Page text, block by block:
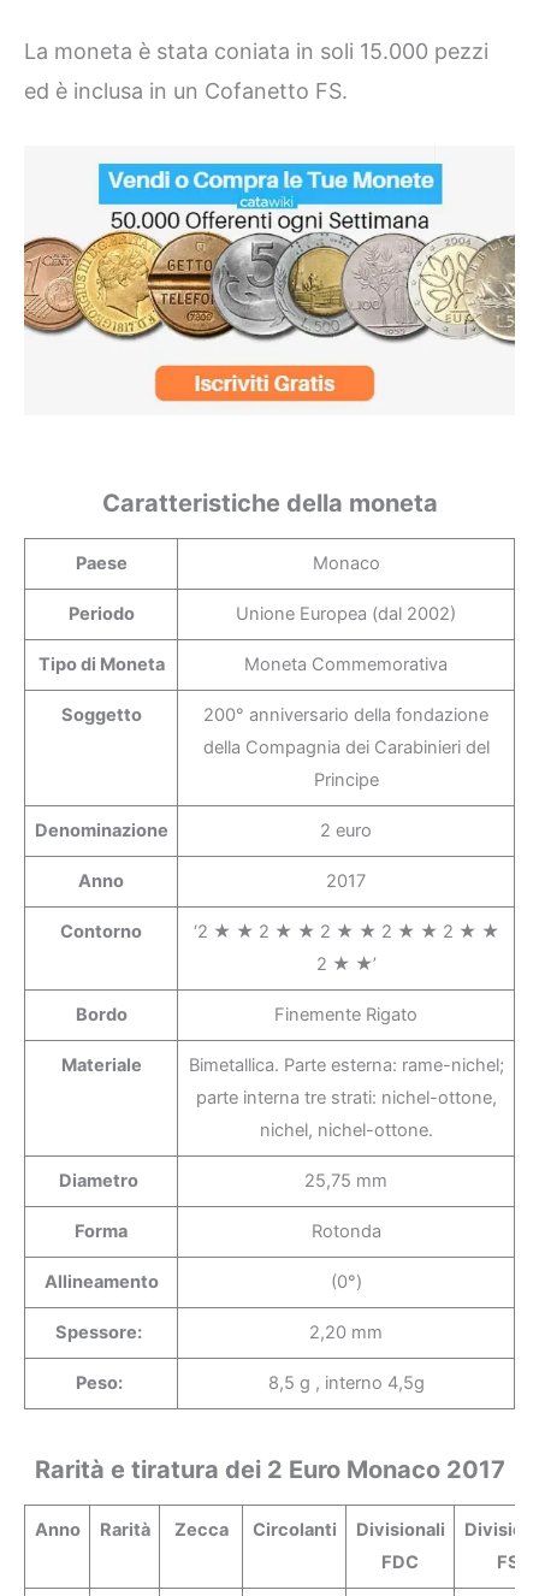
La moneta è stata coniata in soli 15.000 pezzi
ed è inclusa in un Cofanetto FS.
Caratteristiche della moneta
Paese Monaco
Periodo Unione Europea (dal 2002)
Tipo di Moneta Moneta Commemorativa
Soggetto
200° anniversario della fondazione
della Compagnia dei Carabinieri del
Principe
Denominazione 2 euro
Anno 2017
Contorno
‘2 ★ ★ 2 ★ ★ 2 ★ ★ 2 ★ ★ 2 ★ ★
2 ★ ★’
Bordo Finemente Rigato
Materiale
Bimetallica. Parte esterna: rame-nichel;
parte interna tre strati: nichel-ottone,
nichel, nichel-ottone.
Diametro 25,75 mm
Forma Rotonda
Allineamento (0°)
Spessore: 2,20 mm
Peso: 8,5 g , interno 4,5g
Rarità e tiratura dei 2 Euro Monaco 2017
Anno Rarità Zecca Circolanti
Divisionali
FDC
FS